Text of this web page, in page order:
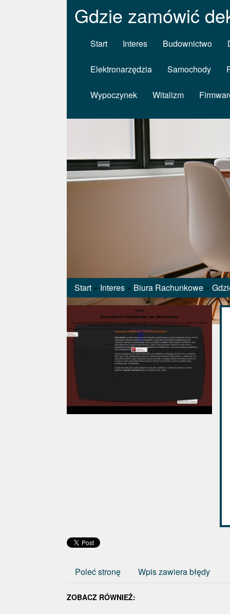
Gdzie zamówić
Start Interes Budownictwo
Elektronarzędzia Samochody
Wypoczynek Witalizm
Start » Interes » Biura Rachunkowe »
Poleć stronę Wpis zawiera błędy
ZOBACZ RÓWNIEŻ: